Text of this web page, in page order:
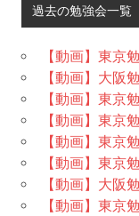
過去の勉強会一覧
【動画】東京
【動画】大阪
【動画】東京
【動画】東京
【動画】東京
【動画】東京
【動画】大阪
【動画】東京